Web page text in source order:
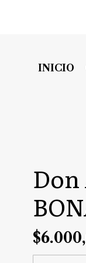
INICIO